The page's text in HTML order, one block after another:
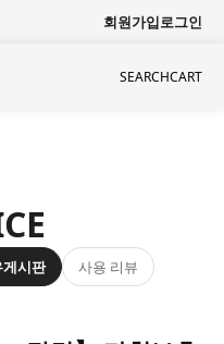
회원가입로그인
SEARCHCART
시판 사용 리뷰